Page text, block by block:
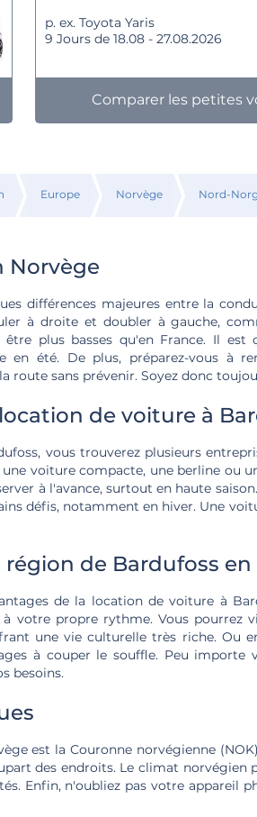
p. ex. Toyota Yaris
9 Jours de 18.08 - 27.08.2026
Comparer les petites
Europe Norvège Nord-
Norvège
différences majeures entre la
à droite et doubler à gauche,
être plus basses qu'en France. Il
en été. De plus, préparez-vous à
route sans prévenir. Soyez donc
de voiture à
vous trouverez plusieurs
voiture compacte, une berline ou
à l'avance, surtout en haute
défis, notamment en hiver. Une
région de Bardufoss
de la location de voiture à
votre propre rythme. Vous pourrez
une vie culturelle très riche. Ou
à couper le souffle. Peu importe
besoins.
est la Couronne norvégienne
des endroits. Le climat norvégien
Enfin, n'oubliez pas votre appareil